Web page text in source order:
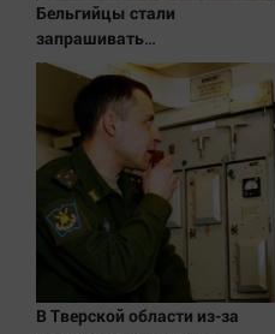
Вкусное
Гороскоп
ЖКХ
Интервью
Качество жизни
Народная журналистика
Бельгийцы стали
запрашивать
«визы традиционных
ценностей» в посольстве РФ
В Тверской области из-за